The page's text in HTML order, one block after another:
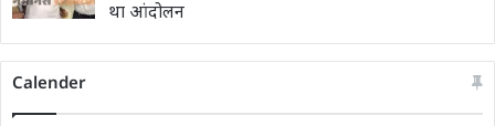
था आंदोलन
Calender